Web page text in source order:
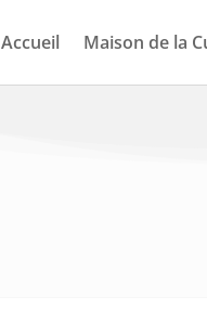
Accueil Maison de la